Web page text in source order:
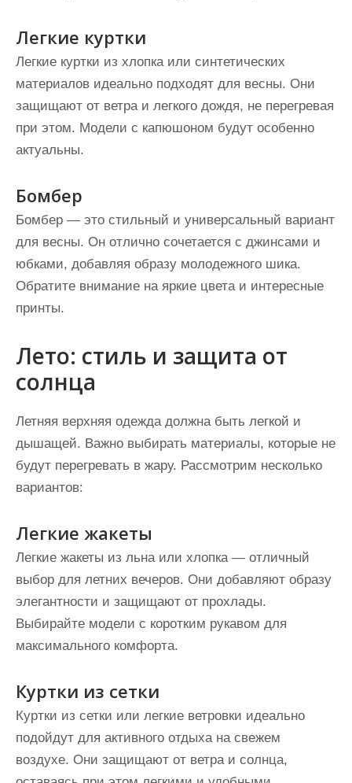
Легкие куртки
Легкие куртки из хлопка или синтетических
материалов идеально подходят для весны. Они
защищают от ветра и легкого дождя, не перегревая
при этом. Модели с капюшоном будут особенно
актуальны.
Бомбер
Бомбер — это стильный и универсальный вариант
для весны. Он отлично сочетается с джинсами и
юбками, добавляя образу молодежного шика.
Обратите внимание на яркие цвета и интересные
принты.
Лето: стиль и защита от
солнца
Летняя верхняя одежда должна быть легкой и
дышащей. Важно выбирать материалы, которые не
будут перегревать в жару. Рассмотрим несколько
вариантов:
Легкие жакеты
Легкие жакеты из льна или хлопка — отличный
выбор для летних вечеров. Они добавляют образу
элегантности и защищают от прохлады.
Выбирайте модели с коротким рукавом для
максимального комфорта.
Куртки из сетки
Куртки из сетки или легкие ветровки идеально
подойдут для активного отдыха на свежем
воздухе. Они защищают от ветра и солнца,